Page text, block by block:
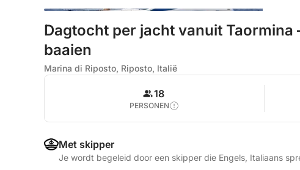
Dagtocht per jacht vanuit Taormina
baaien
Marina di Riposto, Riposto, Italië
18
PERSONEN
Met skipper
Je wordt begeleid door een skipper die Engels, Italiaans